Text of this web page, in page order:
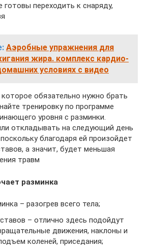
готовы переходить к снаряду,
Аэробные упражнения для
жира. комплекс кардио-
условиях с видео
обязательно нужно брать
тренировку по программе
уровня с разминки.
откладывать на следующий день
благодаря ей произойдет
а значит, будет меньшая
травм
разминка
– разогрев всего тела;
– отлично здесь подойдут
движения, наклоны и
коленей, приседания;